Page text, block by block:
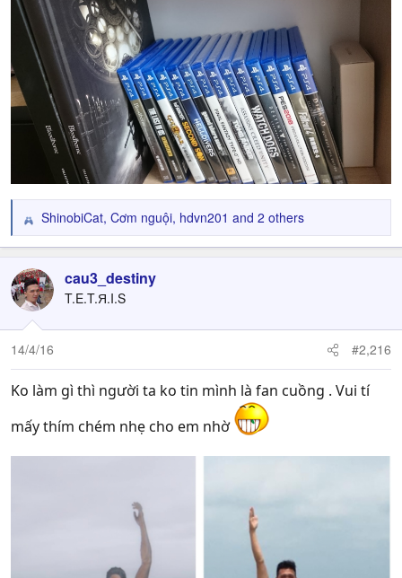
R
e
c
t
i
o
n
ShinobiCat, Cơm nguội, hdvn201 and 2 others
cau3_destiny
T.E.T.Я.I.S
14/4/16 #2,216
Ko làm gì thì người ta ko tin mình là fan cuồng . Vui tí
mấy thím chém nhẹ cho em nhờ